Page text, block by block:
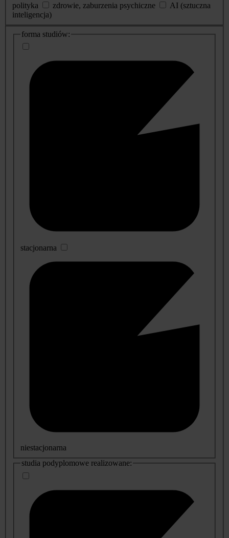
polityka
zdrowie, zaburzenia psychiczne
AI (sztuczna
inteligencja)
dodatkowe
informacje
forma studiów:
stacjonarna
niestacjonarna
studia podyplomowe realizowane: